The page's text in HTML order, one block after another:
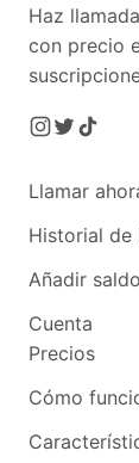
Haz
con precio
Llamar
Historial de
Añadir saldo
Cuenta
Precios
Cómo